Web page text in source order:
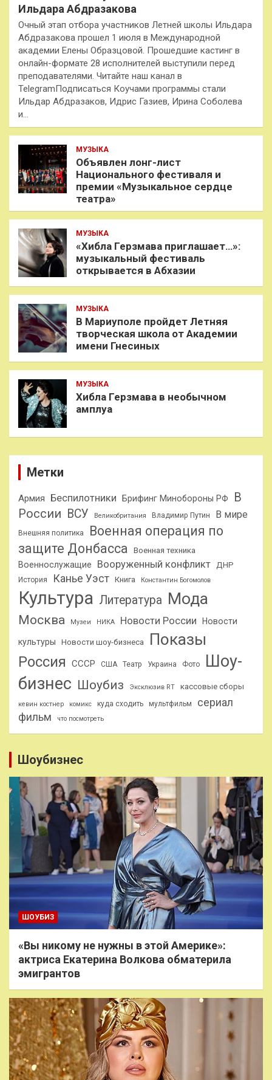
Ильдара Абдразакова
Очный этап отбора участников Летней школы Ильдара
Абдразакова прошел 1 июля в Международной
академии Елены Образцовой. Прошедшие кастинг в
онлайн-формате 28 исполнителей выступили перед
преподавателями. Читайте наш канал в
TelegramПодписаться Коучами программы стали
Ильдар Абдразаков, Идрис Газиев, Ирина Соболева
и…
МУЗЫКА
Объявлен лонг-лист
Национального фестиваля и
премии «Музыкальное сердце
театра»
МУЗЫКА
«Хибла Герзмава приглашает…»:
музыкальный фестиваль
открывается в Абхазии
МУЗЫКА
В Мариуполе пройдет Летняя
творческая школа от Академии
имени Гнесиных
МУЗЫКА
Хибла Герзмава в необычном
амплуа
Метки
Армия Беспилотники Брифинг Минобороны РФ
В
России ВСУ Великобритания Владимир Путин В мире
Внешняя политика
Военная операция по
защите Донбасса
Военная техника
Военнослужащие Вооруженный конфликт ДНР
История Канье Уэст Книга Константин Богомолов
Культура Литература Мода
Москва Музеи НИКА Новости России Новости
культуры Новости шоу-бизнеса Показы
Россия СССР США Театр Украина Фото
Шоу-
бизнес Шоубиз Эксклюзив RT кассовые сборы
кевин костнер комикс куда сходить мультфильм
сериал
фильм
что посмотреть
Шоубизнес
ШОУБИЗ
«Вы никому не нужны в этой Америке»:
актриса Екатерина Волкова обматерила
эмигрантов